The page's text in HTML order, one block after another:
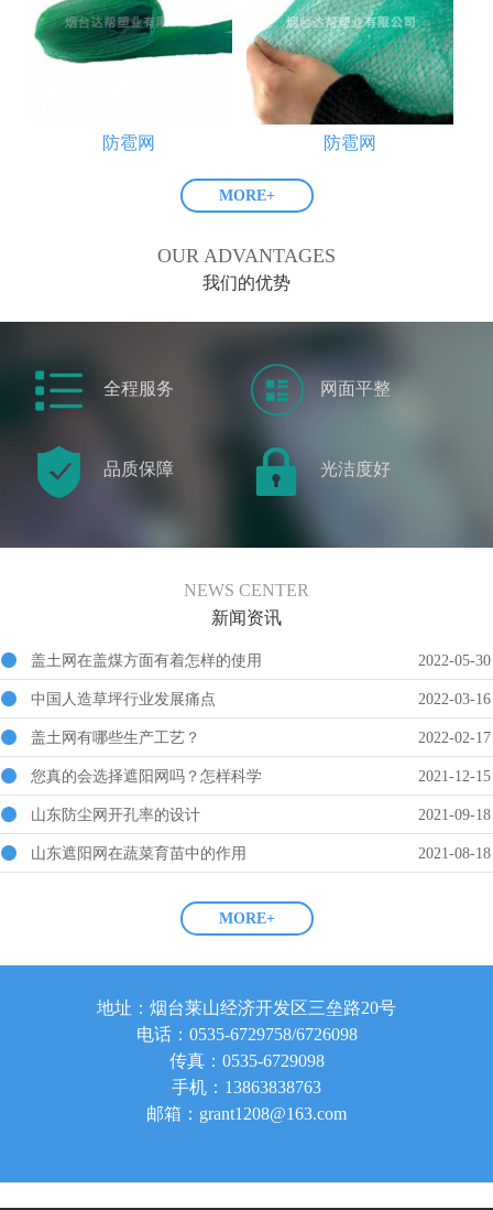
防雹网 防雹网
MORE+
OUR ADVANTAGES
我们的优势
全程服务 网面平整
品质保障 光洁度好
NEWS CENTER
新闻资讯
盖土网在盖煤方面有着怎样的使用 2022-05-30
中国人造草坪行业发展痛点 2022-03-16
盖土网有哪些生产工艺？ 2022-02-17
您真的会选择遮阳网吗？怎样科学 2021-12-15
山东防尘网开孔率的设计 2021-09-18
山东遮阳网在蔬菜育苗中的作用 2021-08-18
MORE+
地址：烟台莱山经济开发区三垒路20号
电话：0535-6729758/6726098
传真：0535-6729098
手机：13863838763
邮箱：grant1208@163.com